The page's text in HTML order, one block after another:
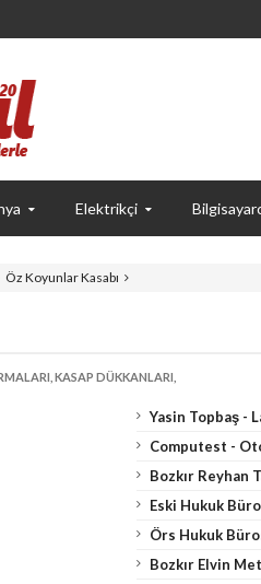
Elektrikçi
Öz Koyunlar Kasabı
KASAP DÜKKANLARI,
Yasin Topbaş -
Computest -
Bozkır Reyhan
Eski Hukuk
Örs Hukuk
Bozkır Elvin